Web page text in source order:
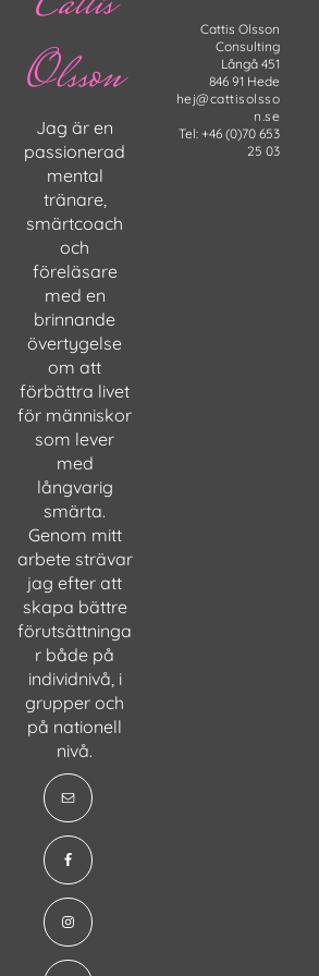
Olsson
Jag är en
passionerad
mental
tränare,
smärtcoach
och
föreläsare
med en
brinnande
övertygelse
om att
förbättra livet
för människor
som lever
med
långvarig
smärta.
Genom mitt
arbete strävar
jag efter att
skapa bättre
förutsättninga
r både på
individnivå, i
grupper och
på nationell
nivå.
Cattis Olsson
Consulting
Långå 451
846 91 Hede
hej@cattisolsso
n.se
Tel: +46 (0)70 653
25 03